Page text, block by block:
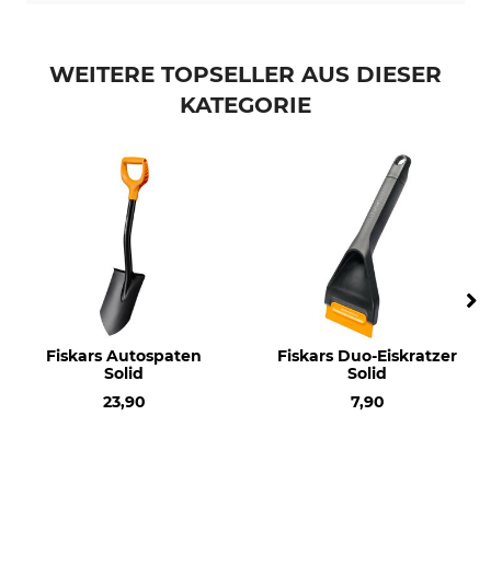
WEITERE TOPSELLER AUS DIESER
KATEGORIE
Fiskars Autospaten
Solid
23,90
Fiskars Duo-Eiskratzer
Solid
7,90